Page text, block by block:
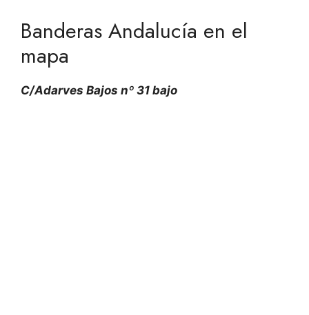
Banderas Andalucía en el
mapa
C/Adarves Bajos nº 31 bajo